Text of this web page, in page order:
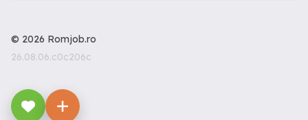
© 2026 Romjob.ro
26.08.06.c0c206c